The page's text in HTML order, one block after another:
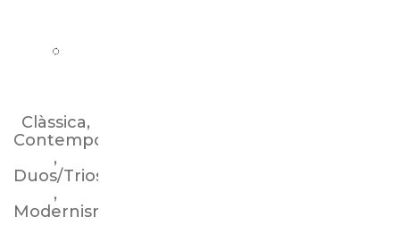
Clàssica,
Contemporània
,
Duos/Trios
,
Modernisme/Impressionisme